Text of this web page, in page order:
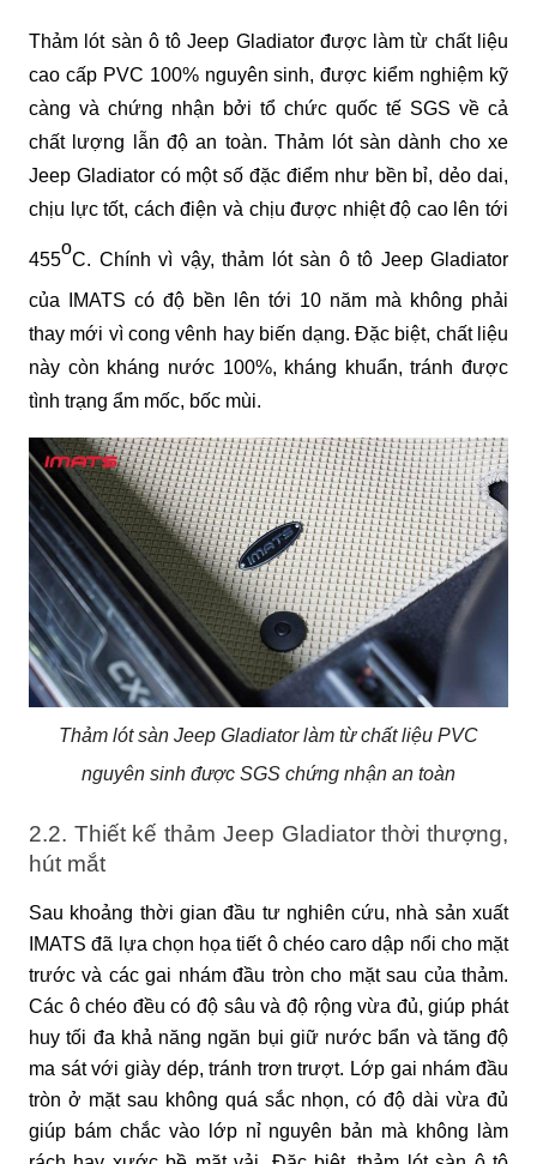
Thảm lót sàn ô tô Jeep Gladiator được làm từ chất liệu
cao cấp PVC 100% nguyên sinh, được kiểm nghiệm kỹ
càng và chứng nhận bởi tổ chức quốc tế SGS về cả
chất lượng lẫn độ an toàn. Thảm lót sàn dành cho xe
Jeep Gladiator có một số đặc điểm như bền bỉ, dẻo dai,
chịu lực tốt, cách điện và chịu được nhiệt độ cao lên tới
455
o
C. Chính vì vậy, thảm lót sàn ô tô Jeep Gladiator
của IMATS có độ bền lên tới 10 năm mà không phải
thay mới vì cong vênh hay biến dạng. Đặc biệt, chất liệu
này còn kháng nước 100%, kháng khuẩn, tránh được
tình trạng ẩm mốc, bốc mùi.
Thảm lót sàn Jeep Gladiator làm từ chất liệu PVC
nguyên sinh được SGS chứng nhận an toàn
2.2. Thiết kế thảm Jeep Gladiator thời thượng,
hút mắt
Sau khoảng thời gian đầu tư nghiên cứu, nhà sản xuất
IMATS đã lựa chọn họa tiết ô chéo caro dập nổi cho mặt
trước và các gai nhám đầu tròn cho mặt sau của thảm.
Các ô chéo đều có độ sâu và độ rộng vừa đủ, giúp phát
huy tối đa khả năng ngăn bụi giữ nước bẩn và tăng độ
ma sát với giày dép, tránh trơn trượt. Lớp gai nhám đầu
tròn ở mặt sau không quá sắc nhọn, có độ dài vừa đủ
giúp bám chắc vào lớp nỉ nguyên bản mà không làm